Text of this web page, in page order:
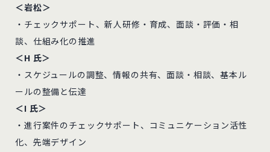
＜岩松＞
・チェックサポート、新人研修・育成、面談・評価・相
談、仕組み化の推進
＜H 氏＞
・スケジュールの調整、情報の共有、面談・相談、基本ル
ールの整備と伝達
＜I 氏＞
・進行案件のチェックサポート、コミュニケーション活性
化、先端デザイン